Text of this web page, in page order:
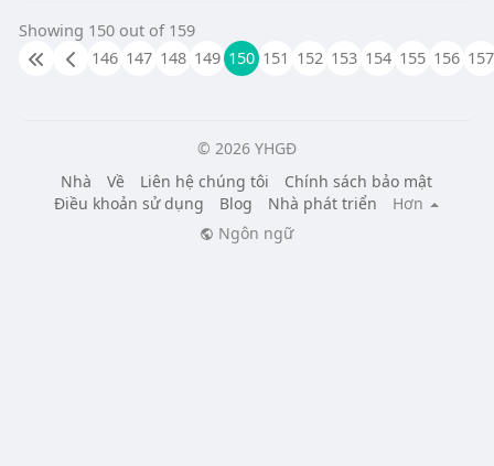
Showing 150 out of 159
146 147 148 149 150 151 152 153 154 155 156 157
© 2026 YHGĐ
Nhà
Về Liên hệ chúng tôi
Chính sách bảo mật
Điều khoản sử dụng
Blog Nhà phát triển
Hơn
Ngôn ngữ